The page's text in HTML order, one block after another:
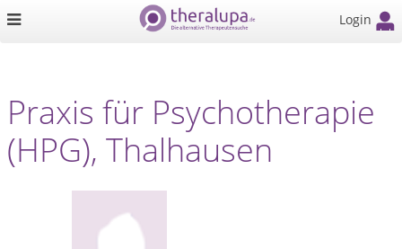
Login
Praxis für Psychotherapie
(HPG), Thalhausen